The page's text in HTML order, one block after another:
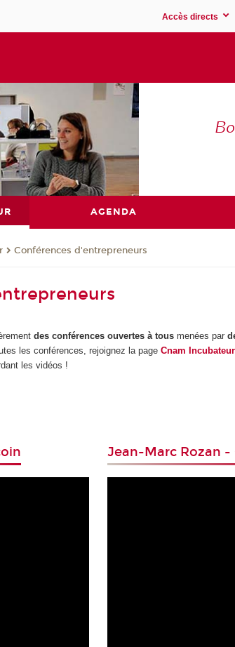
Accès directs
AGENDA
Conférences d'entrepreneurs
des conférences ouvertes à tous menées par
les conférences, rejoignez la pageCnam
les vidéos !
Jean-Marc Rozan -